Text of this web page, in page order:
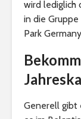
wird lediglich
in die
Park
Generell gibt